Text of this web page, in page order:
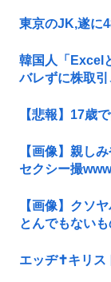
東京のJK,遂に
韓国人「Excel
バレずに株取
【悲報】17歳
【画像】親し
セクシー撮
【画像】クソ
とんでもない
エッヂ✝️キリス